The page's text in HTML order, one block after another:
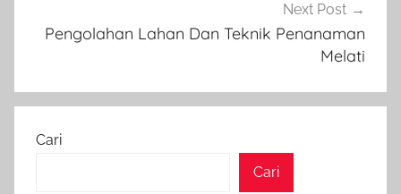
Next Post
Pengolahan Lahan Dan Teknik Penanaman
Melati
Cari
Cari